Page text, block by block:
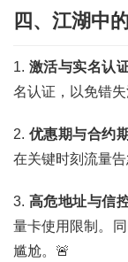
科
防
诈
知
识
业
资
讯
四、江湖中
1. 激活与实名认
名认证，以免错
2. 优惠期与合约
在关键时刻流量
3. 高危地址与信
量卡使用限制。
尴尬。🚨